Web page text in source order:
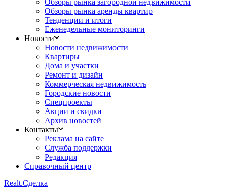
Обзоры рынка аренды квартир
Тенденции и итоги
Еженедельные мониторинги
Новости
Новости недвижимости
Квартиры
Дома и участки
Ремонт и дизайн
Коммерческая недвижимость
Городские новости
Спецпроекты
Акции и скидки
Архив новостей
Контакты
Реклама на сайте
Служба поддержки
Редакция
Справочный центр
Realt.Сделка